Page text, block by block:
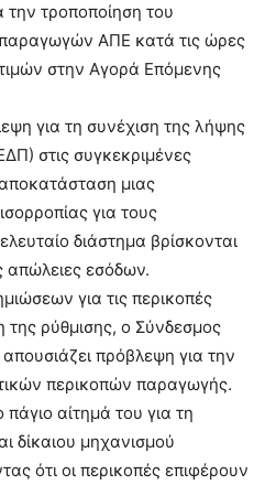
τροποποίηση του
ΑΠΕ κατά τις ώρες
στην Αγορά Επόμενης
για τη συνέχιση της λήψης
στις συγκεκριμένες
μιας
για τους
διάστημα βρίσκονται
απώλειες εσόδων.
για τις περικοπές
της ρύθμισης, ο Σύνδεσμος
απουσιάζει πρόβλεψη για την
περικοπών παραγωγής.
αίτημά του για τη
δίκαιου μηχανισμού
ότι οι περικοπές επιφέρουν